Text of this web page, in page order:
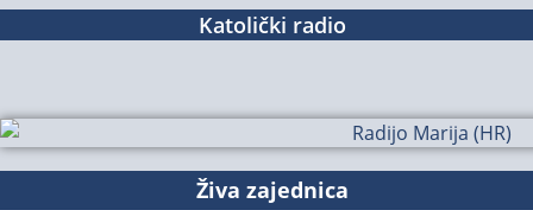
Katolički radio
Živa zajednica